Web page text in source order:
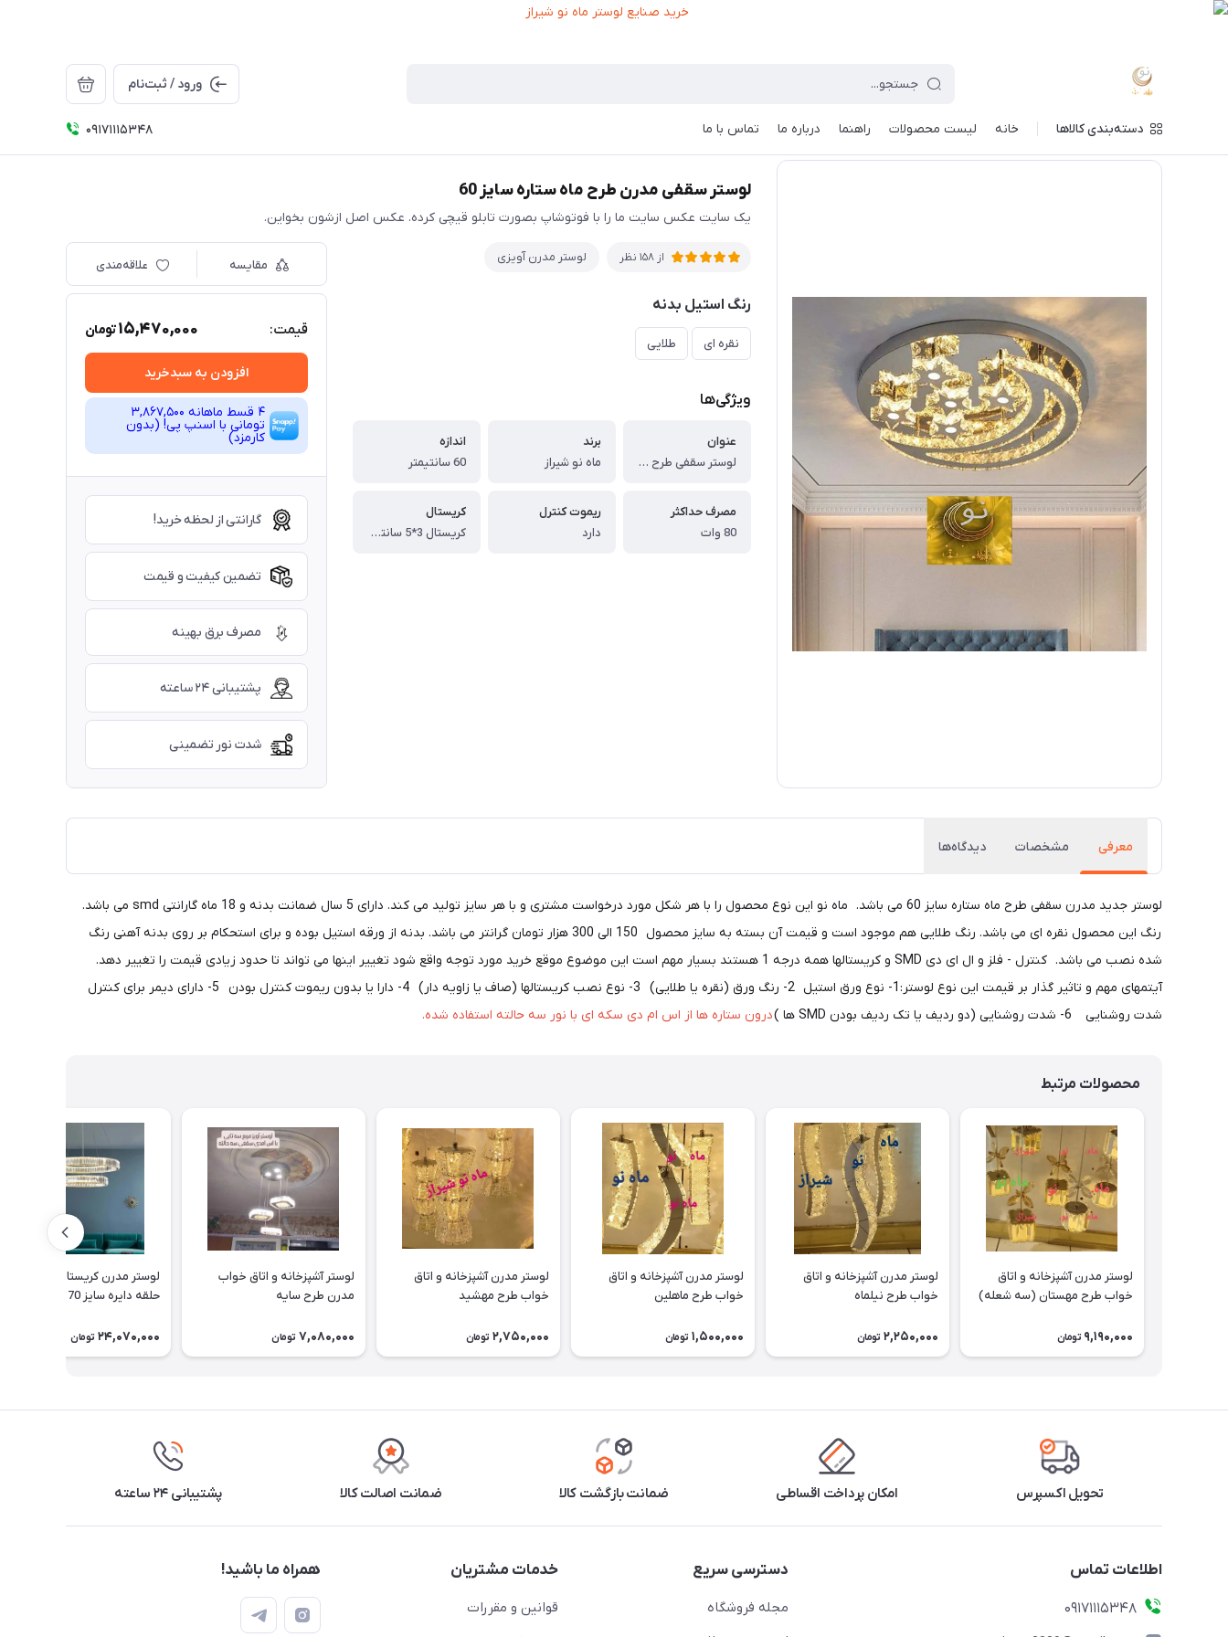
ورود / ثبت‌نام
دسته‌بندی کالاها خانه لیست محصولات راهنما درباره ما تماس با ما 09171115348 ماه نو / خرید لوستر بر اساس مدل / لوستر مدرن آویزی / لوستر سقفی مدرن طرح ماه ستاره سایز 60
لوستر سقفی مدرن طرح ماه ستاره سایز 60
یک سایت عکس سایت ما را با فوتوشاپ بصورت تابلو قیچی کرده. عکس اصل ازشون بخواین.
از 158 نظر لوستر مدرن آویزی
رنگ استیل بدنه
نقره ای طلایی
ویژگی‌ها
عنوان
لوستر سقفی طرح ماه ستاره
برند
ماه نو شیراز
اندازه
60 سانتیمتر
مصرف حداکثر
80 وات
ریموت کنترل
دارد
کریستال
کریستال 3*5 سانتیمتر
مقایسه علاقه‌مندی
قیمت: 15,470,000تومان
افزودن به سبدخرید
4 قسط ماهانه 3,867,500
تومانی با اسنپ ‌پی! (بدون
کارمزد)
گارانتی از لحظه خرید!
تضمین کیفیت و قیمت
مصرف برق بهینه
پشتیبانی ۲۴ ساعته
شدت نور تضمینی
معرفی مشخصات دیدگاه‌ها
لوستر جدید مدرن سقفی طرح ماه ستاره سایز 60 می باشد. ماه نو این نوع محصول را با هر شکل مورد درخواست مشتری و با هر سایز تولید می کند. دارای 5 سال ضمانت بدنه و 18 ماه گارانتی smd می باشد.
رنگ این محصول نقره ای می باشد. رنگ طلایی هم موجود است و قیمت آن بسته به سایز محصول 150 الی 300 هزار تومان گرانتر می باشد. بدنه از ورقه استیل بوده و برای استحکام بر روی بدنه آهنی رنگ
شده نصب می باشد. کنترل - فلز و ال ای دی SMD و کریستالها همه درجه 1 هستند بسیار مهم است این موضوع موقع خرید مورد توجه واقع شود تغییر اینها می تواند تا حدود زیادی قیمت را تغییر دهد.
آیتمهای مهم و تاثیر گذار بر قیمت این نوع لوستر:1- نوع ورق استیل 2- رنگ ورق (نقره یا طلایی) 3- نوع نصب کریستالها (صاف یا زاویه دار) 4- دارا یا بدون ریموت کنترل بودن 5- دارای دیمر برای کنترل
شدت روشنایی 6- شدت روشنایی (دو ردیف یا تک ردیف بودن SMD ها )
درون ستاره ها از اس ام دی سکه ای با نور سه حالته استفاده شده.
محصولات مرتبط
لوستر مدرن آشپزخانه و اتاق
خواب طرح مهستان (سه شعله)
9,190,000 تومان
لوستر مدرن آشپزخانه و اتاق
خواب طرح نیلماه
2,250,000 تومان
لوستر مدرن آشپزخانه و اتاق
خواب طرح ماهلین
1,500,000 تومان
لوستر مدرن آشپزخانه و اتاق
خواب طرح مهشید
2,750,000 تومان
لوستر آشپزخانه و اتاق خواب
مدرن طرح سایه
7,080,000 تومان 24,070,000 تومان
تحویل اکسپرس امکان پرداخت اقساطی ضمانت بازگشت کالا ضمانت اصالت کالا پشتیبانی ۲۴ ساعته
اطلاعات تماس
09171115348
دسترسی سریع
مجله فروشگاه
خدمات مشتریان
قوانین و مقررات
همراه ما باشید!